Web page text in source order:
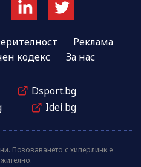
Реклама
кодекс За нас
Dsport.bg
Idei.bg
Позоваването с хиперлинк е